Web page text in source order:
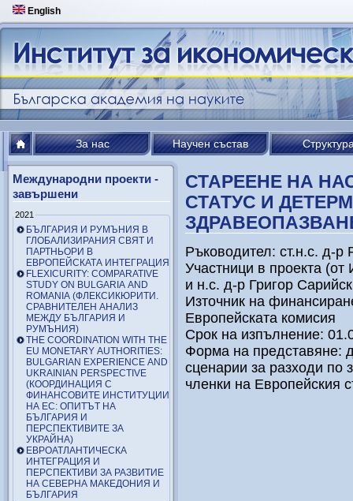
English
За нас Научен състав
Международни проекти -
завършени
2021
БЪЛГАРИЯ И РУМЪНИЯ В
ГЛОБАЛИЗИРАНИЯ СВЯТ И
ПАРТНЬОРИ В
ЕВРОПЕЙСКАТА ИНТЕГРАЦИЯ
FLEXICURITY: COMPARATIVE
STUDY ON BULGARIA AND
ROMANIA (ФЛЕКСИКЮРИТИ.
СРАВНИТЕЛЕН АНАЛИЗ
МЕЖДУ БЪЛГАРИЯ И
РУМЪНИЯ)
THE COORDINATION WITH THE
EU MONETARY AUTHORITIES:
BULGARIAN EXPERIENCE AND
UKRAINIAN PERSPECTIVE
(КООРДИНАЦИЯ С
ФИНАНСОВИТЕ ИНСТИТУЦИИ
НА ЕС: ОПИТЪТ НА
БЪЛГАРИЯ И
ПЕРСПЕКТИВИТЕ ЗА
УКРАЙНА)
ЕВРОАТЛАНТИЧЕСКА
ИНТЕГРАЦИЯ И
ПЕРСПЕКТИВИ ЗА РАЗВИТИЕ
НА СЕВЕРНА МАКЕДОНИЯ И
БЪЛГАРИЯ
СТАРЕЕНЕ НА
СТАТУС И
Ръководител: ст.н.с. д-р
Участници в проекта
и н.с. д-р Григор
Източник на
Европейската комисия
Срок на изпълнение:
Форма на представяне:
сценарии за разходи по
членки на Европейския